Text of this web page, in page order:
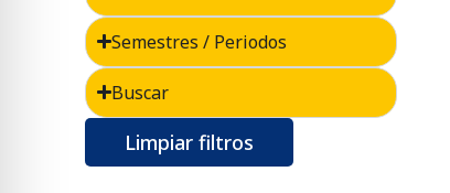
Semestres / Periodos
Buscar
Limpiar filtros